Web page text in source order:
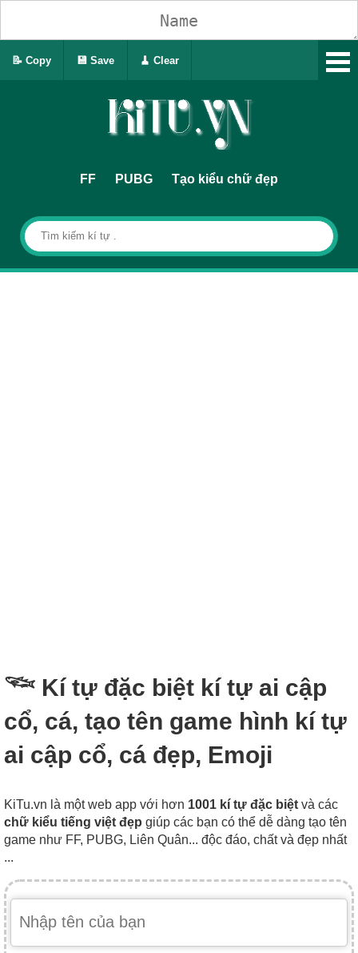
FF PUBG Tạo kiểu chữ đẹp
𓆝 Kí tự đặc biệt kí tự ai cập
cổ, cá, tạo tên game hình kí tự
ai cập cổ, cá đẹp, Emoji
KiTu.vn là một web app với hơn 1001 kí tự đặc biệt và các
chữ kiểu tiếng việt đẹp giúp các bạn có thể dễ dàng tạo tên
game như FF, PUBG, Liên Quân... độc đáo, chất và đẹp nhất
...
📝 Copy 💾 Save 🧹 Clear